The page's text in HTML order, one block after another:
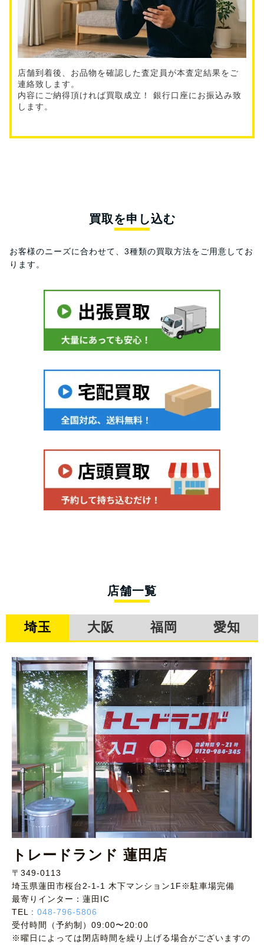
店舗到着後、お品物を確認した査定員が本査定結果をご
連絡致します。
内容にご納得頂ければ買取成立！ 銀行口座にお振込み致
します。
買取を申し込む
お客様のニーズに合わせて、3種類の買取方法をご用意してお
ります。
店舗一覧
埼玉 大阪 福岡 愛知
トレードランド 蓮田店
〒349-0113
埼玉県蓮田市桜台2-1-1 木下マンション1F※駐車場完備
最寄りインター：蓮田IC
TEL : 048-796-5806
受付時間（予約制）09:00〜20:00
※曜日によっては閉店時間を繰り上げる場合がございますの